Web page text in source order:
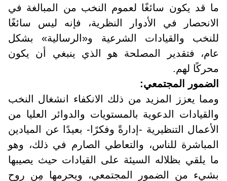
ما قد يكون سائغًا لعموم النخب من المبالغة في
الانحصار في الأدوار النظرية، فإنه ليس سائغًا
للنخب والقيادات الشرعية و«الرسالية» بشكل
عام، فتقدير المصلحة هو الذي ينبغي أن يكون
محركًا لهم.
الضمور المجتمعي:
ومما يعزز المزيد من ذلك الانكفاء انشغال النخب
والقيادات الدعوية بالمستويات والدوائر العليا من
الأعمال التنظيرية -إدارةً وفكرًا- بعيدًا عن الميادين
المباشرة للناس، والتعاطي الصارم في ذلك، وهو
ما يلقي بظلاله السيئة على القيادات حيث يصيبها
بشيء من الضمور المجتمعي، ويحرمها مِن روح